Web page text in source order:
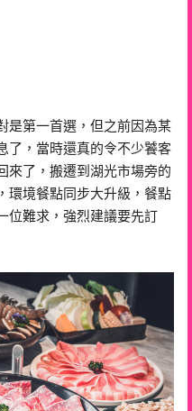
是第一首選，但之前因為某
了，當時還真的令不少饕客
來了，搬遷到湖光市場旁的
環境餐點同步大升級，餐點
位難求，強烈建議要先訂